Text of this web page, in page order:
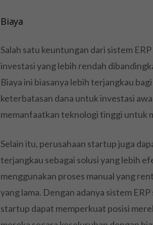
Biaya
Salah satu keuntungan dari sistem
investasi yang lebih rendah
Biaya ini biasanya lebih terjangkau
keterbatasan dana untuk investasi
memanfaatkan teknologi tinggi untuk
Selain itu, perusahaan startup juga
terjangkau sebagai solusi yang lebih
menggunakan proses manual yang
yang lama. Dengan adanya sistem
startup dapat memperkuat posisi